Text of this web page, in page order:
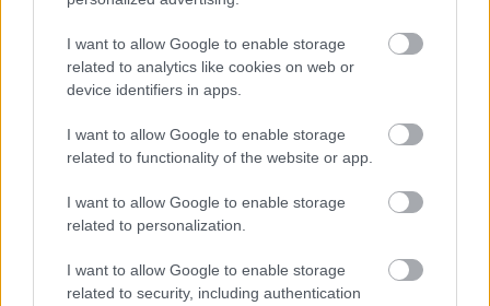
I want to allow Google to enable storage
related to analytics like cookies on web or
device identifiers in apps.
I want to allow Google to enable storage
related to functionality of the website or app.
I want to allow Google to enable storage
related to personalization.
I want to allow Google to enable storage
related to security, including authentication
E-mail cím
Feliratkozom a hírlevélre és elfogadom azadatvédelmi
FELIRATKOZÁS